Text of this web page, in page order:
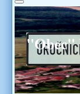
"Obec"